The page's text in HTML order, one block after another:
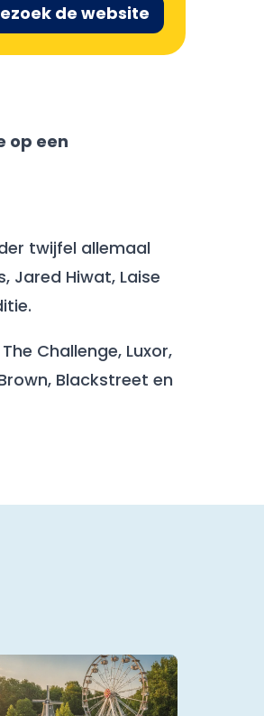
de website
op een
twijfel allemaal
Jared Hiwat, Laise
Challenge, Luxor,
Blackstreet en